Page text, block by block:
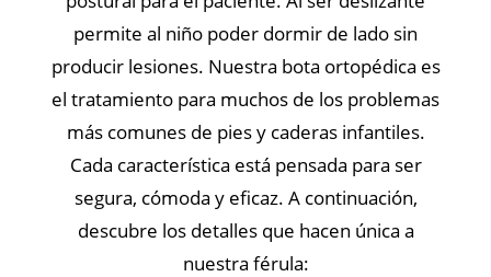
permite al niño poder dormir de lado sin
producir lesiones. Nuestra bota ortopédica es
el tratamiento para muchos de los problemas
más comunes de pies y caderas infantiles.
Cada característica está pensada para ser
segura, cómoda y eficaz. A continuación,
descubre los detalles que hacen única a
nuestra férula: